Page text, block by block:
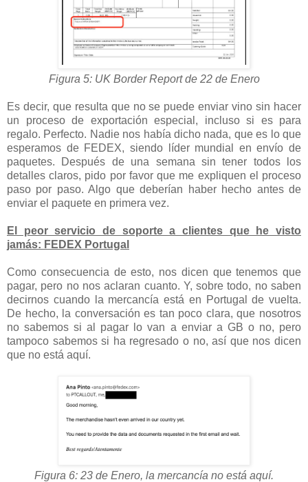
Figura 5: UK Border Report de 22 de Enero
Es decir, que resulta que no se puede enviar vino sin hacer
un proceso de exportación especial, incluso si es para
regalo. Perfecto. Nadie nos había dicho nada, que es lo que
esperamos de FEDEX, siendo líder mundial en envío de
paquetes. Después de una semana sin tener todos los
detalles claros, pido por favor que me expliquen el proceso
paso por paso. Algo que deberían haber hecho antes de
enviar el paquete en primera vez.
El peor servicio de soporte a clientes que he visto
jamás: FEDEX Portugal
Como consecuencia de esto, nos dicen que tenemos que
pagar, pero no nos aclaran cuanto. Y, sobre todo, no saben
decirnos cuando la mercancía está en Portugal de vuelta.
De hecho, la conversación es tan poco clara, que nosotros
no sabemos si al pagar lo van a enviar a GB o no, pero
tampoco sabemos si ha regresado o no, así que nos dicen
que no está aquí.
Figura 6: 23 de Enero, la mercancía no está aquí.